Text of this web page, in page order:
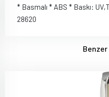
* Basmalı * ABS * Baskı:
28620